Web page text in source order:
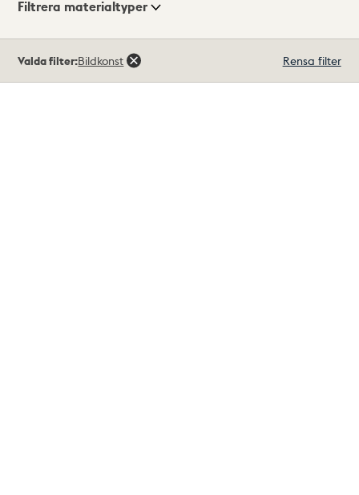
Visningsläge
Filtrera materialtyper
träffar
Valda filter:Bildkonst Rensa filter